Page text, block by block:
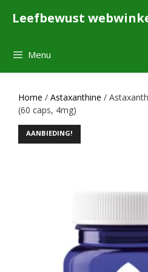
naarLeefbewust
Menu
Home / Astaxanthine /
(60 caps, 4mg)
AANBIEDING!